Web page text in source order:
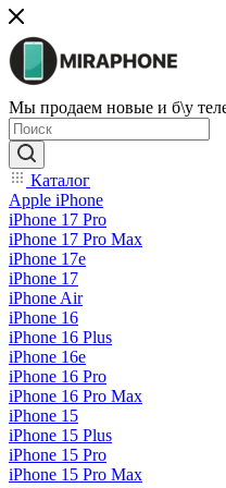
Мы продаем новые и б\у
Каталог
Apple iPhone
iPhone 17 Pro
iPhone 17 Pro Max
iPhone 17e
iPhone 17
iPhone Air
iPhone 16
iPhone 16 Plus
iPhone 16e
iPhone 16 Pro
iPhone 16 Pro Max
iPhone 15
iPhone 15 Plus
iPhone 15 Pro
iPhone 15 Pro Max